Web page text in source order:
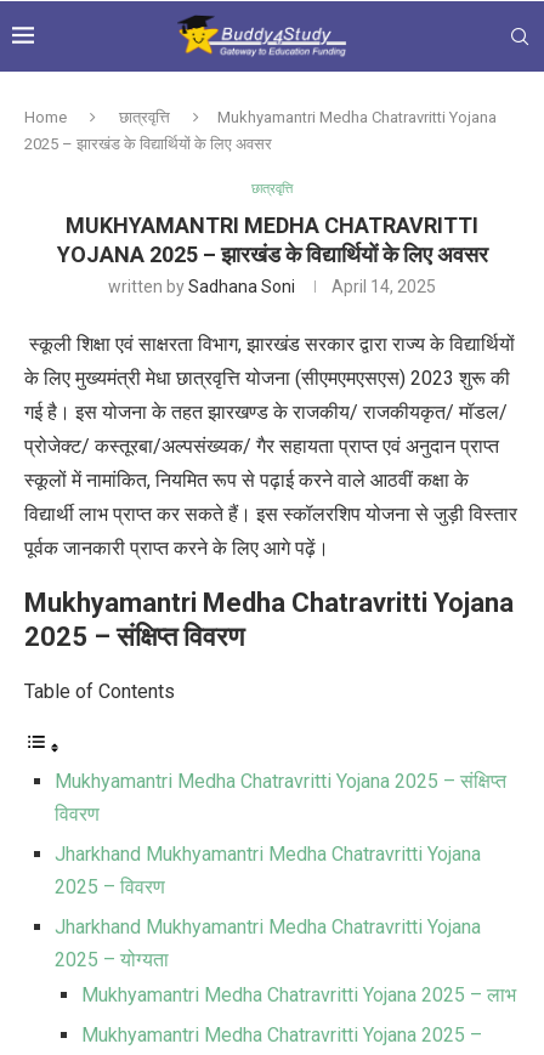
Home छात्रवृत्ति
Mukhyamantri Medha Chatravritti Yojana
2025 – झारखंड के विद्यार्थियों के लिए अवसर
छात्रवृत्ति
MUKHYAMANTRI MEDHA CHATRAVRITTI
YOJANA 2025 – झारखंड के विद्यार्थियों के लिए अवसर
written bySadhana Soni April 14, 2025
स्कूली शिक्षा एवं साक्षरता विभाग,झारखंड सरकार द्वारा राज्य के विद्यार्थियों
के लिए मुख्यमंत्री मेधा छात्रवृत्ति योजना (सीएमएमएसएस) 2023 शुरू की
गई है। इस योजना के तहत झारखण्ड के राजकीय/ राजकीयकृत/ मॉडल/
प्रोजेक्ट/ कस्तूरबा/अल्पसंख्यक/ गैर सहायता प्राप्त एवं अनुदान प्राप्त
स्कूलों में नामांकित,नियमित रूप से पढ़ाई करने वाले आठवीं कक्षा के
विद्यार्थी लाभ प्राप्त कर सकते हैं। इस स्कॉलरशिप योजना से जुड़ी विस्तार
पूर्वक जानकारी प्राप्त करने के लिए आगे पढ़ें।
Mukhyamantri Medha Chatravritti Yojana
2025 –संक्षिप्त विवरण
Table of Contents
Mukhyamantri Medha Chatravritti Yojana 2025 – संक्षिप्त
विवरण
Jharkhand Mukhyamantri Medha Chatravritti Yojana
2025 – विवरण
Jharkhand Mukhyamantri Medha Chatravritti Yojana
2025 – योग्यता
Mukhyamantri Medha Chatravritti Yojana 2025 – लाभ
Mukhyamantri Medha Chatravritti Yojana 2025 –